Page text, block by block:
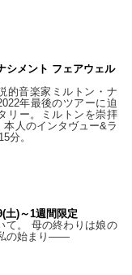
シメント フェアウェル
的音楽家ミルトン・ナ
年最後のツアーに迫
リー。ミルトンを崇拝
人のインタヴュー&ラ
分。
)～1週間限定
て。 母の終わりは娘の
の始まり――